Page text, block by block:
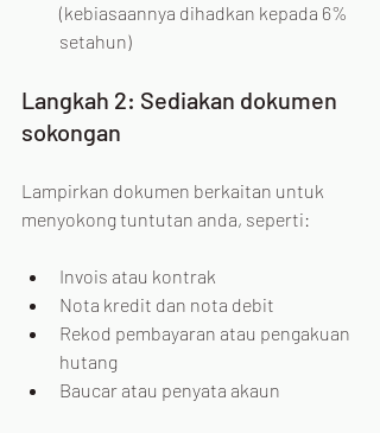
(kebiasaannya dihadkan kepada 6%
setahun)
Langkah 2: Sediakan dokumen
sokongan
Lampirkan dokumen berkaitan untuk
menyokong tuntutan anda, seperti:
Invois atau kontrak
Nota kredit dan nota debit
Rekod pembayaran atau pengakuan
hutang
Baucar atau penyata akaun